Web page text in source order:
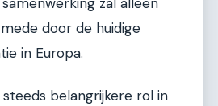
door de huidige
in Europa.
belangrijkere rol in